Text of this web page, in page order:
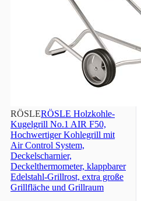
RÖSLERÖSLE Holzkohle-
Kugelgrill No.1 AIR F50,
Hochwertiger Kohlegrill mit
Air Control System,
Deckelscharnier,
Deckelthermometer, klappbarer
Edelstahl-Grillrost, extra große
Grillfläche und Grillraum